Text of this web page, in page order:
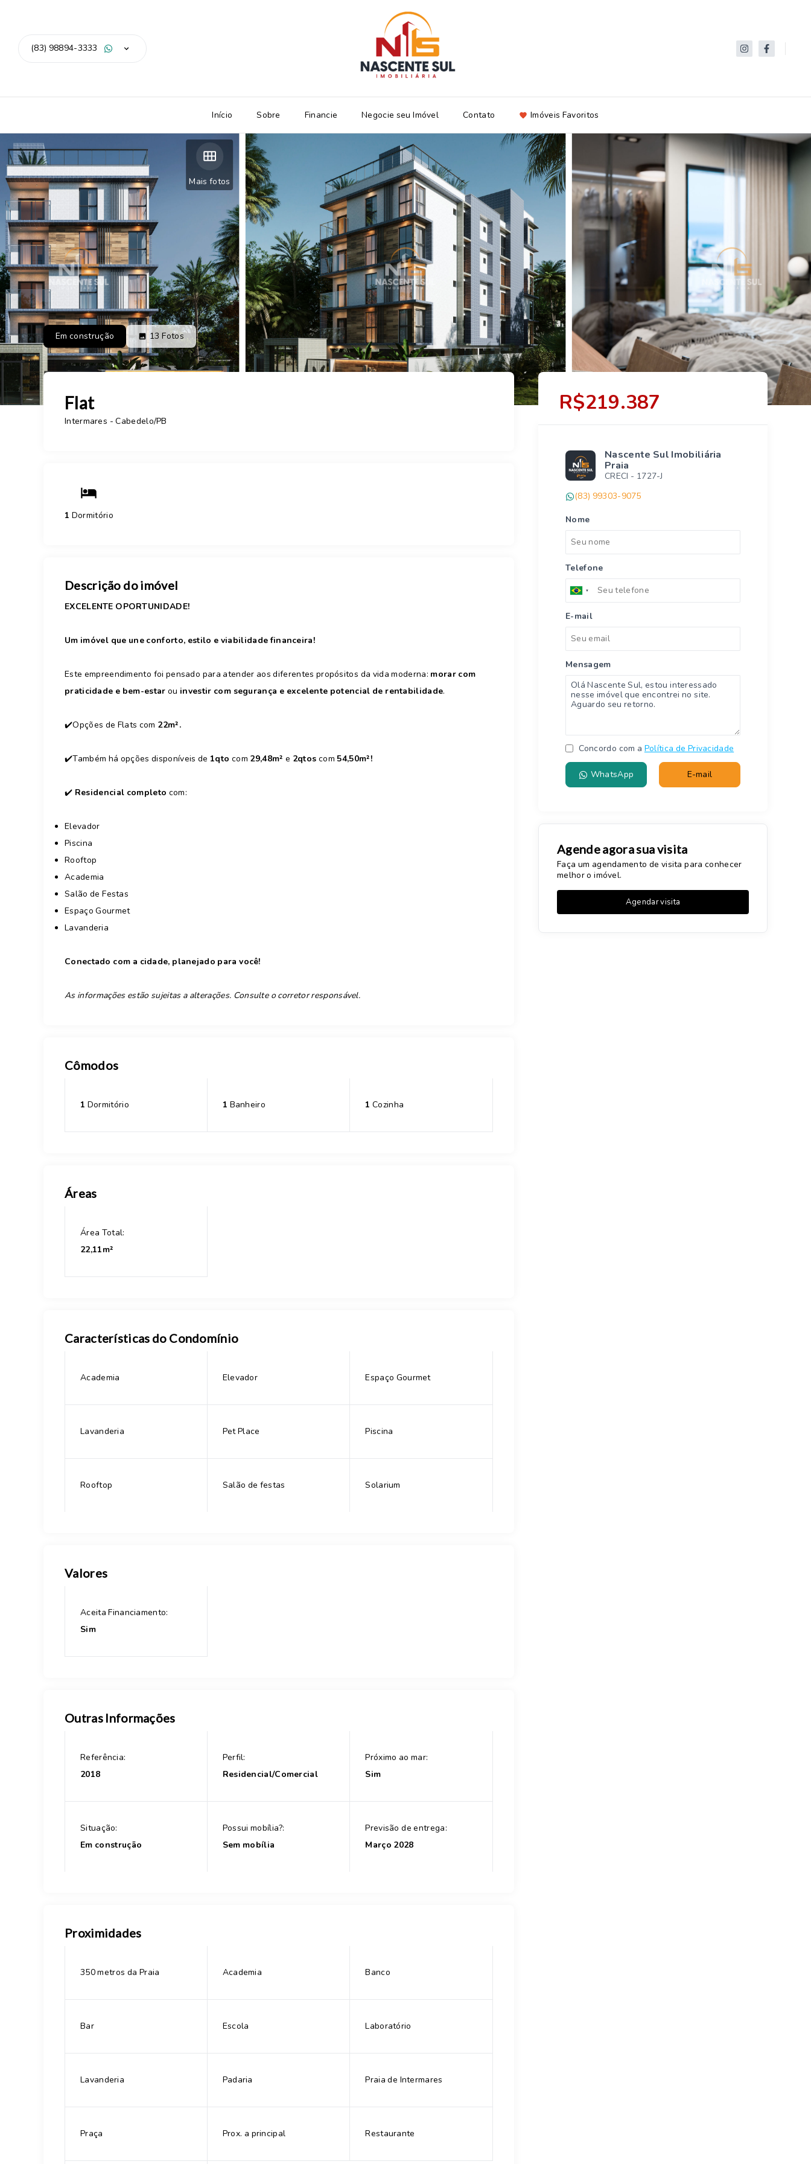
(83) 98894-3333
Início Sobre Financie Negocie seu Imóvel Contato Imóveis Favoritos
Mais fotos
Em construção 13 Fotos
Flat
Intermares - Cabedelo/PB
1 Dormitório
Descrição do imóvel
EXCELENTE OPORTUNIDADE!
Um imóvel que une conforto, estilo e viabilidade financeira!
Este empreendimento foi pensado para atender aos diferentes propósitos da vida moderna: morar com
praticidade e bem-estar ou investir com segurança e excelente potencial de rentabilidade.
✔️Opções de Flats com 22m².
✔️Também há opções disponíveis de 1qto com 29,48m² e 2qtos com 54,50m²!
✔️ Residencial completo com:
Elevador
Piscina
Rooftop
Academia
Salão de Festas
Espaço Gourmet
Lavanderia
Conectado com a cidade, planejado para você!
As informações estão sujeitas a alterações. Consulte o corretor responsável.
Cômodos
1 Dormitório 1 Banheiro 1 Cozinha
Áreas
Área Total:
22,11m²
Características do Condomínio
Academia Elevador Espaço Gourmet
Lavanderia Pet Place Piscina
Rooftop Salão de festas Solarium
Valores
Aceita Financiamento:
Sim
Outras Informações
Referência:
2018
Perfil:
Residencial/Comercial
Próximo ao mar:
Sim
Situação:
Em construção
Possui mobília?:
Sem mobília
Previsão de entrega:
Março 2028
Proximidades
350 metros da Praia Academia Banco
Bar Escola Laboratório
Lavanderia Padaria Praia de Intermares
Praça Prox. a principal Restaurante
R$219.387
Nascente Sul Imobiliária
Praia
CRECI - 1727-J
(83) 99303-9075
Nome
Telefone
E-mail
Mensagem
Concordo com a Política de Privacidade
WhatsApp E-mail
Agende agora sua visita
Faça um agendamento de visita para conhecer
melhor o imóvel.
Agendar visita